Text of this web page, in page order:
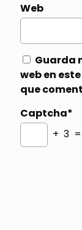
Web
Guarda
web en
que
Captcha*
+ 3